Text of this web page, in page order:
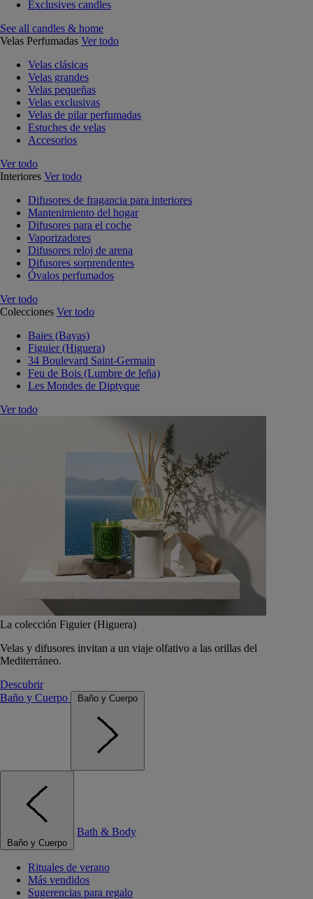
Exclusives candles
See all candles & home
Velas Perfumadas Ver todo
Velas clásicas
Velas grandes
Velas pequeñas
Velas exclusivas
Velas de pilar perfumadas
Estuches de velas
Accesorios
Ver todo
Interiores Ver todo
Difusores de fragancia para interiores
Mantenimiento del hogar
Difusores para el coche
Vaporizadores
Difusores reloj de arena
Difusores sorprendentes
Óvalos perfumados
Ver todo
Colecciones Ver todo
Baies (Bayas)
Figuier (Higuera)
34 Boulevard Saint-Germain
Feu de Bois (Lumbre de leña)
Les Mondes de Diptyque
Ver todo
La colección Figuier (Higuera)
Velas y difusores invitan a un viaje olfativo a las orillas del
Mediterráneo.
Descubrir
Baño y Cuerpo
Baño y Cuerpo
Baño y Cuerpo
Bath & Body
Rituales de verano
Más vendidos
Sugerencias para regalo